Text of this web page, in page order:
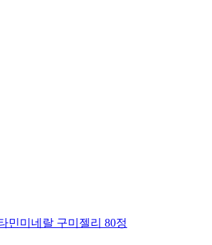
민미네랄 구미젤리 80정